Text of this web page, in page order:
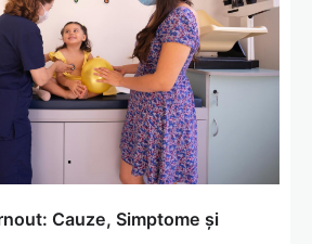
Cauze, Simptome și